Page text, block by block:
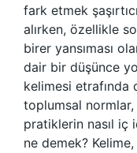
fark etmek
alırken, özellikle
birer yansıması
dair bir düşünce
kelimesi etrafında
toplumsal
pratiklerin nasıl iç
ne demek? Kelime,